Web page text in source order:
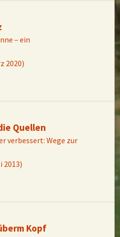
– ein
2020)
Quellen
verbessert: Wege zur
2013)
Kopf